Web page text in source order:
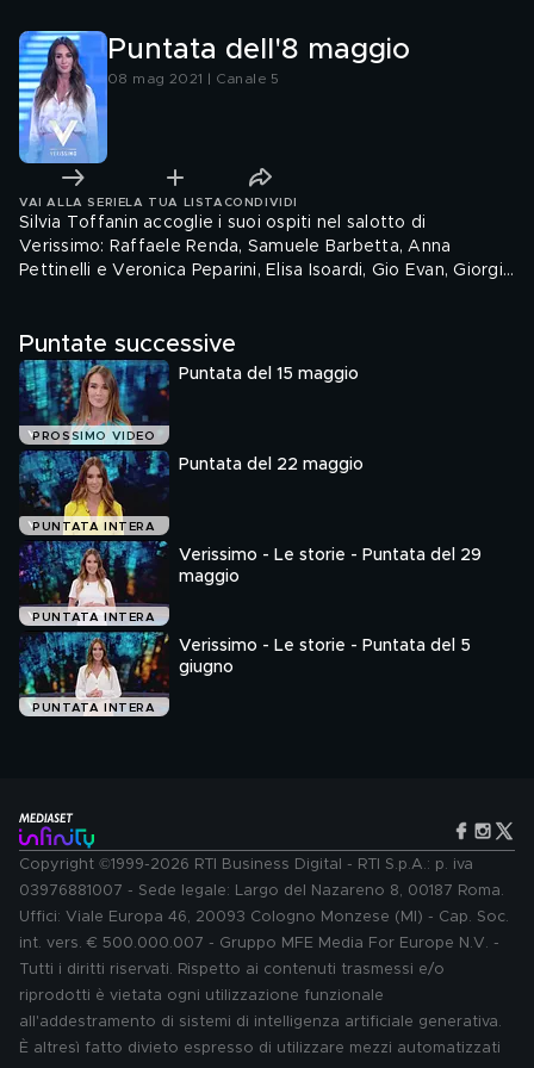
Puntata dell'8 maggio
08 mag 2021 | Canale 5
VAI ALLA SERIE LA TUA LISTA CONDIVIDI
Silvia Toffanin accoglie i suoi ospiti nel salotto di
Verissimo: Raffaele Renda, Samuele Barbetta, Anna
Pettinelli e Veronica Peparini, Elisa Isoardi, Gio Evan, Giorgia
Puntate successive
PROSSIMO VIDEO
Puntata del 15 maggio
PUNTATA INTERA
Puntata del 22 maggio
PUNTATA INTERA
Verissimo - Le storie - Puntata del 29
maggio
PUNTATA INTERA
Verissimo - Le storie - Puntata del 5
giugno
Copyright ©1999-2026 RTI Business Digital - RTI S.p.A.: p. iva
03976881007 - Sede legale: Largo del Nazareno 8, 00187 Roma.
Uffici: Viale Europa 46, 20093 Cologno Monzese (MI) - Cap. Soc.
int. vers. € 500.000.007 - Gruppo MFE Media For Europe N.V. -
Tutti i diritti riservati. Rispetto ai contenuti trasmessi e/o
riprodotti è vietata ogni utilizzazione funzionale
all'addestramento di sistemi di intelligenza artificiale generativa.
È altresì fatto divieto espresso di utilizzare mezzi automatizzati